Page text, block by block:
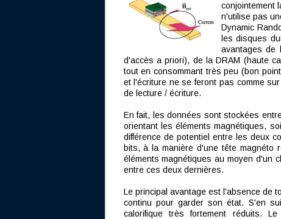
conjointement
n'utilise pas
Dynamic
les disques
avantages de
d'accès a priori), de la DRAM (haute
tout en consommant très peu (bon
et l'écriture ne se feront pas comme
de lecture / écriture.
En fait, les données sont stockées
orientant les éléments magnétiques,
différence de potentiel entre les deux
bits, à la manière d'une tête magnéto
éléments magnétiques au moyen d'un
entre ces deux dernières.
Le principal avantage est l'absence de
continu pour garder son état. S'en
calorifique très fortement réduits.